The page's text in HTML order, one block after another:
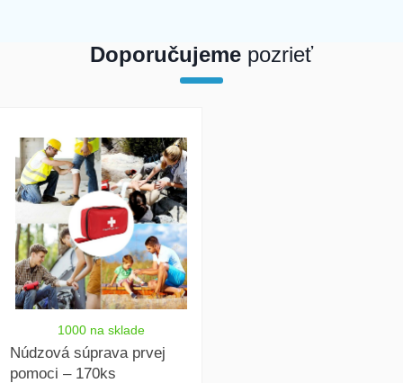
Doporučujeme pozrieť
1000 na sklade
Núdzová súprava prvej
pomoci – 170ks